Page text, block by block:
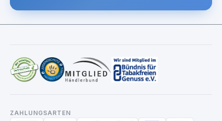
ZAHLUNGSARTEN